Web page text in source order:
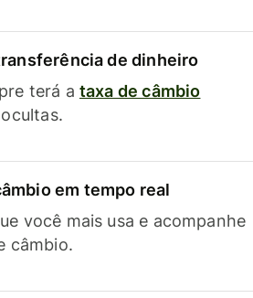
de dinheiro
terá a taxa de câmbio
em tempo real
você mais usa e acompanhe
câmbio.